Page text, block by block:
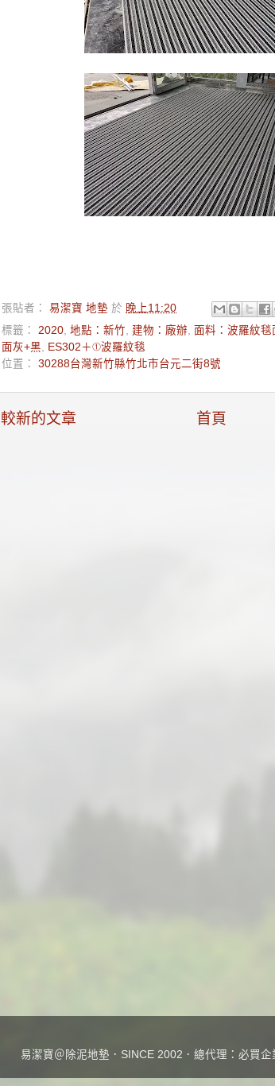
張貼者： 易潔寶 地墊 於 晚上11:20
標籤： 2020 地點：新竹 建物：廠辦 面料：波羅紋毯
面灰+黑
ES302＋①波羅紋毯
位置： 30288台灣新竹縣竹北市台元二街8號
較新的文章 首頁
易潔寶＠除泥地墊．SINCE 2002．總代理：必買